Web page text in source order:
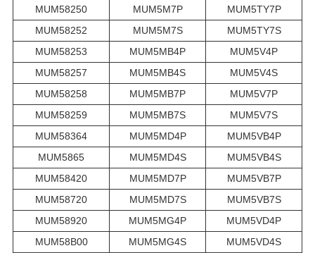
MUM58250
MUM5M7P
MUM5TY7P
MUM58252
MUM5M7S
MUM5TY7S
MUM58253
MUM5MB4P
MUM5V4P
MUM58257
MUM5MB4S
MUM5V4S
MUM58258
MUM5MB7P
MUM5V7P
MUM58259
MUM5MB7S
MUM5V7S
MUM58364
MUM5MD4P
MUM5VB4P
MUM5865
MUM5MD4S
MUM5VB4S
MUM58420
MUM5MD7P
MUM5VB7P
MUM58720
MUM5MD7S
MUM5VB7S
MUM58920
MUM5MG4P
MUM5VD4P
MUM58B00
MUM5MG4S
MUM5VD4S